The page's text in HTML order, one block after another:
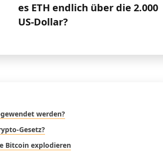
es ETH endlich über die 2.000
US-Dollar?
werden?
Gesetz?
Bitcoin explodieren